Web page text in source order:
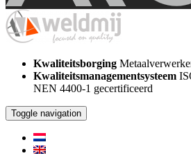
Kwaliteitsborging
Kwaliteitsmanagementsysteem
NEN 4400-1 gecertificeerd
Toggle navigation